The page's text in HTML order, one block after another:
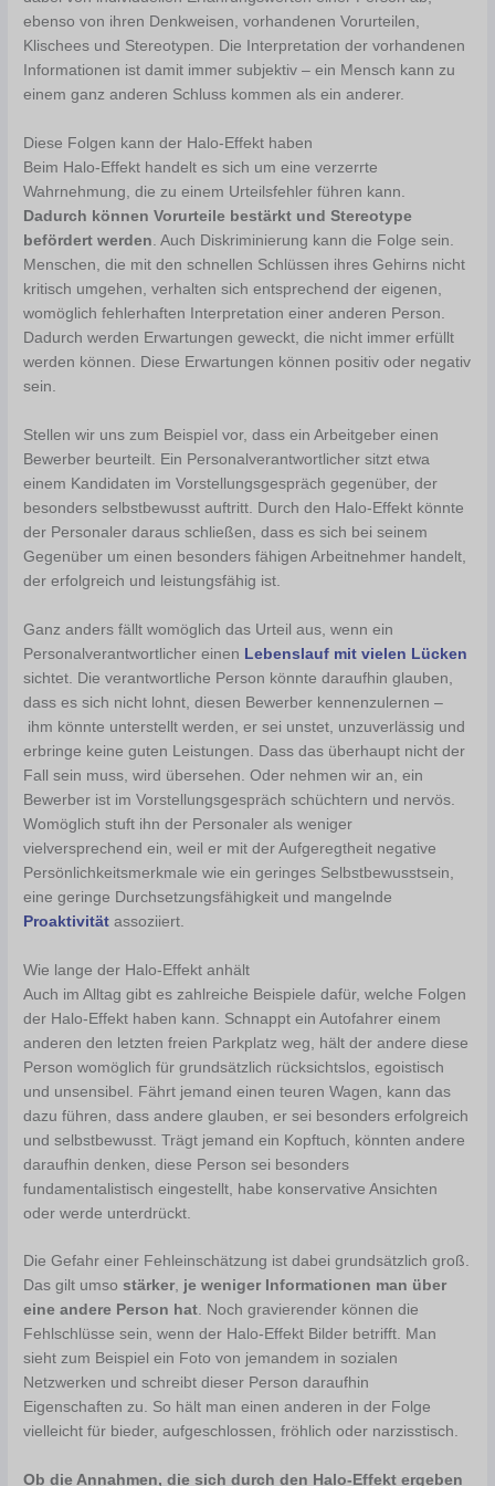
ebenso von ihren Denkweisen, vorhandenen Vorurteilen,
Klischees und Stereotypen. Die Interpretation der vorhandenen
Informationen ist damit immer subjektiv – ein Mensch kann zu
einem ganz anderen Schluss kommen als ein anderer.
Diese Folgen kann der Halo-Effekt haben
Beim Halo-Effekt handelt es sich um eine verzerrte
Wahrnehmung, die zu einem Urteilsfehler führen kann.
Dadurch können Vorurteile bestärkt und Stereotype
befördert werden . Auch Diskriminierung kann die Folge sein.
Menschen, die mit den schnellen Schlüssen ihres Gehirns nicht
kritisch umgehen, verhalten sich entsprechend der eigenen,
womöglich fehlerhaften Interpretation einer anderen Person.
Dadurch werden Erwartungen geweckt, die nicht immer erfüllt
werden können. Diese Erwartungen können positiv oder negativ
sein.
Stellen wir uns zum Beispiel vor, dass ein Arbeitgeber einen
Bewerber beurteilt. Ein Personalverantwortlicher sitzt etwa
einem Kandidaten im Vorstellungsgespräch gegenüber, der
besonders selbstbewusst auftritt. Durch den Halo-Effekt könnte
der Personaler daraus schließen, dass es sich bei seinem
Gegenüber um einen besonders fähigen Arbeitnehmer handelt,
der erfolgreich und leistungsfähig ist.
Ganz anders fällt womöglich das Urteil aus, wenn ein
Personalverantwortlicher einen Lebenslauf mit vielen Lücken
sichtet. Die verantwortliche Person könnte daraufhin glauben,
dass es sich nicht lohnt, diesen Bewerber kennenzulernen –
ihm könnte unterstellt werden, er sei unstet, unzuverlässig und
erbringe keine guten Leistungen. Dass das überhaupt nicht der
Fall sein muss, wird übersehen. Oder nehmen wir an, ein
Bewerber ist im Vorstellungsgespräch schüchtern und nervös.
Womöglich stuft ihn der Personaler als weniger
vielversprechend ein, weil er mit der Aufgeregtheit negative
Persönlichkeitsmerkmale wie ein geringes Selbstbewusstsein,
eine geringe Durchsetzungsfähigkeit und mangelnde
Proaktivität assoziiert.
Wie lange der Halo-Effekt anhält
Auch im Alltag gibt es zahlreiche Beispiele dafür, welche Folgen
der Halo-Effekt haben kann. Schnappt ein Autofahrer einem
anderen den letzten freien Parkplatz weg, hält der andere diese
Person womöglich für grundsätzlich rücksichtslos, egoistisch
und unsensibel. Fährt jemand einen teuren Wagen, kann das
dazu führen, dass andere glauben, er sei besonders erfolgreich
und selbstbewusst. Trägt jemand ein Kopftuch, könnten andere
daraufhin denken, diese Person sei besonders
fundamentalistisch eingestellt, habe konservative Ansichten
oder werde unterdrückt.
Die Gefahr einer Fehleinschätzung ist dabei grundsätzlich groß.
Das gilt umsostärker, je weniger Informationen man über
eine andere Person hat. Noch gravierender können die
Fehlschlüsse sein, wenn der Halo-Effekt Bilder betrifft. Man
sieht zum Beispiel ein Foto von jemandem in sozialen
Netzwerken und schreibt dieser Person daraufhin
Eigenschaften zu. So hält man einen anderen in der Folge
vielleicht für bieder, aufgeschlossen, fröhlich oder narzisstisch.
Ob die Annahmen, die sich durch den Halo-Effekt ergeben